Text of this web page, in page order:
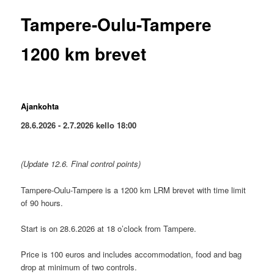
Tampere-Oulu-Tampere
1200 km brevet
Ajankohta
28.6.2026 - 2.7.2026 kello 18:00
(Update 12.6. Final control points)
Tampere-Oulu-Tampere is a 1200 km LRM brevet with time limit
of 90 hours.
Start is on 28.6.2026 at 18 o’clock from Tampere.
Price is 100 euros and includes accommodation, food and bag
drop at minimum of two controls.